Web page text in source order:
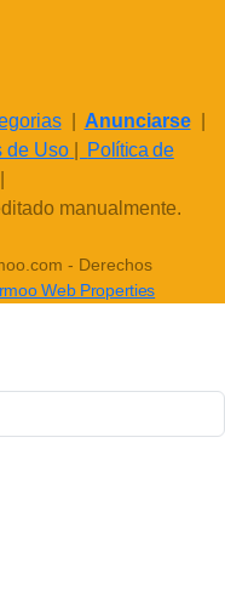
| Anunciarse|
de Uso
Política de
manualmente.
- Derechos
Web Properties